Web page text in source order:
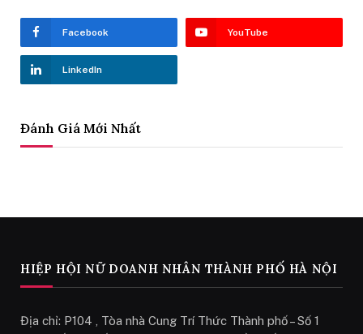
Facebook YouTube
LinkedIn
Đánh Giá Mới Nhất
HIỆP HỘI NỮ DOANH NHÂN THÀNH PHỐ HÀ NỘI
Địa chỉ: P104 , Tòa nhà Cung Trí Thức Thành phố – Số 1